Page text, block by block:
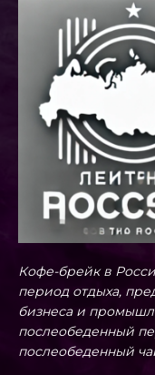
Кофе-брейк в
период отдыха,
бизнеса и
послеобеденный
послеобеденный